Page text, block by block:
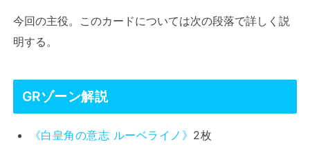
今回の主役。このカードについては次の段落で詳しく説
明する。
GRゾーン解説
《白皇角の意志 ルーベライノ》 2枚